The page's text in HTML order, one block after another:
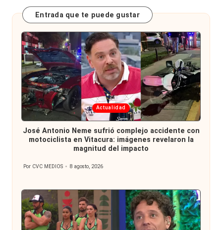
Entrada que te puede gustar
Publicada
en
Actualidad
José Antonio Neme sufrió complejo accidente con
motociclista en Vitacura: imágenes revelaron la
magnitud del impacto
Publicado
Por CVC MEDIOS 8 agosto, 2026